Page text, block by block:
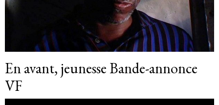
En avant, jeunesse Bande-annonce
VF